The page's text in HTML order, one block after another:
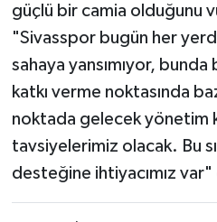
güçlü bir camia olduğunu
"Sivasspor bugün her
sahaya yansımıyor,
katkı verme noktasında
noktada gelecek yönetim
tavsiyelerimiz olacak. Bu
desteğine ihtiyacımız